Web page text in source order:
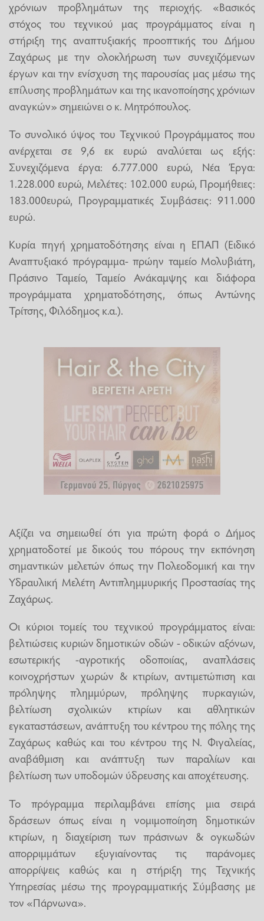
χρόνιων προβλημάτων της περιοχής. «Βασικός
στόχος του τεχνικού μας προγράμματος είναι η
στήριξη της αναπτυξιακής προοπτικής του Δήμου
Ζαχάρως με την ολοκλήρωση των συνεχιζόμενων
έργων και την ενίσχυση της παρουσίας μας μέσω της
επίλυσης προβλημάτων και της ικανοποίησης χρόνιων
αναγκών» σημειώνει ο κ. Μητρόπουλος.
Το συνολικό ύψος του Τεχνικού Προγράμματος που
ανέρχεται σε 9,6 εκ ευρώ αναλύεται ως εξής:
Συνεχιζόμενα έργα: 6.777.000 ευρώ, Νέα Έργα:
1.228.000 ευρώ, Μελέτες: 102.000 ευρώ, Προμήθειες:
183.000ευρώ, Προγραμματικές Συμβάσεις: 911.000
ευρώ.
Κυρία πηγή χρηματοδότησης είναι η ΕΠΑΠ (Ειδικό
Αναπτυξιακό πρόγραμμα- πρώην ταμείο Μολυβιάτη,
Πράσινο Ταμείο, Ταμείο Ανάκαμψης και διάφορα
προγράμματα χρηματοδότησης, όπως Αντώνης
Τρίτσης, Φιλόδημος κ.α.).
Αξίζει να σημειωθεί ότι για πρώτη φορά ο Δήμος
χρηματοδοτεί με δικούς του πόρους την εκπόνηση
σημαντικών μελετών όπως την Πολεοδομική και την
Υδραυλική Μελέτη Αντιπλημμυρικής Προστασίας της
Ζαχάρως.
Οι κύριοι τομείς του τεχνικού προγράμματος είναι:
βελτιώσεις κυριών δημοτικών οδών - οδικών αξόνων,
εσωτερικής -αγροτικής οδοποιίας, αναπλάσεις
κοινοχρήστων χωρών & κτιρίων, αντιμετώπιση και
πρόληψης πλημμύρων, πρόληψης πυρκαγιών,
βελτίωση σχολικών κτιρίων και αθλητικών
εγκαταστάσεων, ανάπτυξη του κέντρου της πόλης της
Ζαχάρως καθώς και του κέντρου της Ν. Φιγαλείας,
αναβάθμιση και ανάπτυξη των παραλίων και
βελτίωση των υποδομών ύδρευσης και αποχέτευσης.
Το πρόγραμμα περιλαμβάνει επίσης μια σειρά
δράσεων όπως είναι η νομιμοποίηση δημοτικών
κτιρίων, η διαχείριση των πράσινων & ογκωδών
απορριμμάτων εξυγιαίνοντας τις παράνομες
απορρίψεις καθώς και η στήριξη της Τεχνικής
Υπηρεσίας μέσω της προγραμματικής Σύμβασης με
τον «Πάρνωνα».